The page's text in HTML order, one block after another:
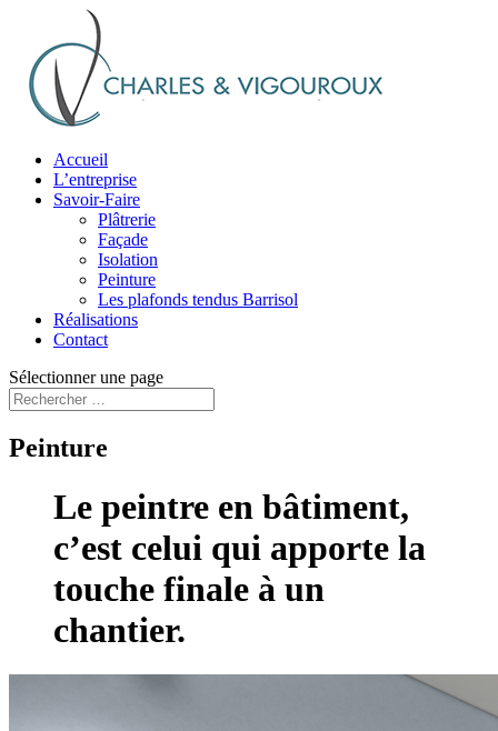
Accueil
L’entreprise
Savoir-Faire
Plâtrerie
Façade
Isolation
Peinture
Les plafonds tendus Barrisol
Réalisations
Contact
Sélectionner une page
Peinture
Le peintre en bâtiment,
c’est celui qui apporte la
touche finale à un
chantier.